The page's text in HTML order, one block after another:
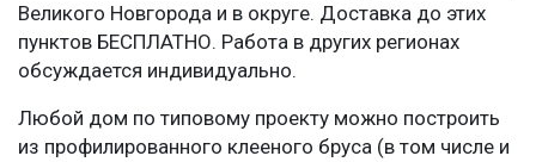
Великого Новгорода и в округе. Доставка до этих
пунктов БЕСПЛАТНО. Работа в других регионах
обсуждается индивидуально.
Любой дом по типовому проекту можно построить
из профилированного клееного бруса (в том числе и